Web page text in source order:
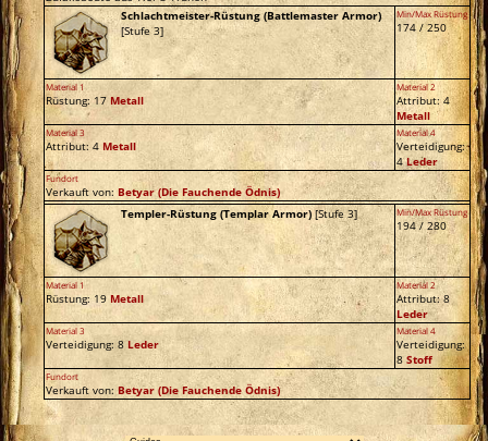
Schlachtmeister-Rüstung (Battlemaster Armor)
[Stufe 3]
Min/Max Rüstung
174 / 250
Material 1
Rüstung: 17Metall
Material 2
Attribut: 4
Metall
Material 3
Attribut: 4Metall
Material 4
Verteidigung:
4Leder
Fundort
Verkauft von: Betyar(Die Fauchende Ödnis)
Templer-Rüstung (Templar Armor)[Stufe 3] Min/Max Rüstung
194 / 280
Material 1
Rüstung: 19Metall
Material 2
Attribut: 8
Leder
Material 3
Verteidigung: 8Leder
Material 4
Verteidigung:
8Stoff
Fundort
Verkauft von:Betyar (Die Fauchende Ödnis)